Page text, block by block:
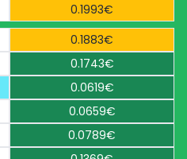
0.1993€
0.1883€
0.1743€
0.0619€
0.0659€
0.0789€